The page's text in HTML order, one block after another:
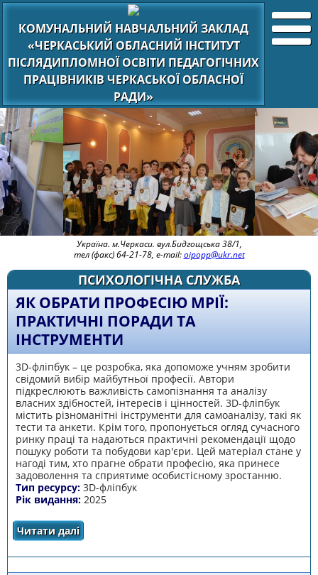
КОМУНАЛЬНИЙ НАВЧАЛЬНИЙ ЗАКЛАД
«ЧЕРКАСЬКИЙ ОБЛАСНИЙ ІНСТИТУТ
ПІСЛЯДИПЛОМНОЇ ОСВІТИ ПЕДАГОГІЧНИХ
ПРАЦІВНИКІВ ЧЕРКАСЬКОЇ ОБЛАСНОЇ
РАДИ»
Україна. м.Черкаси. вул.Бидгощська 38/1,
тел (факс) 64-21-78, e-mail:oipopp@ukr.net
ПСИХОЛОГІЧНА СЛУЖБА
ЯК ОБРАТИ ПРОФЕСІЮ МРІЇ:
ПРАКТИЧНІ ПОРАДИ ТА
ІНСТРУМЕНТИ
3D-фліпбук – це розробка, яка допоможе учням зробити
свідомий вибір майбутньої професії. Автори
підкреслюють важливість самопізнання та аналізу
власних здібностей, інтересів і цінностей. 3D-фліпбук
містить різноманітні інструменти для самоаналізу, такі як
тести та анкети. Крім того, пропонується огляд сучасного
ринку праці та надаються практичні рекомендації щодо
пошуку роботи та побудови кар'єри. Цей матеріал стане у
нагоді тим, хто прагне обрати професію, яка принесе
задоволення та сприятиме особистісному зростанню.
Тип ресурсу: 3D-фліпбук
Рік видання: 2025
Читати далі